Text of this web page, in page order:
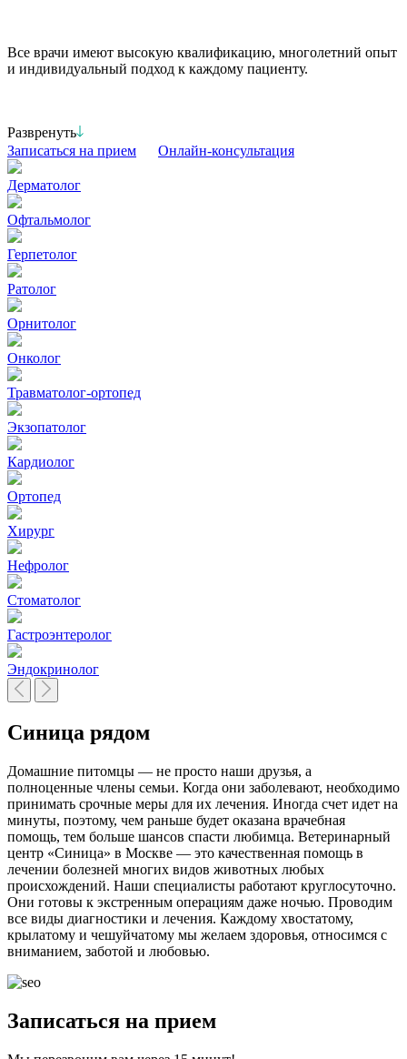
Все врачи имеют высокую квалификацию, многолетний опыт
и индивидуальный подход к каждому пациенту.
Развренуть
Записаться на прием
Онлайн-консультация
Дерматолог
Офтальмолог
Герпетолог
Ратолог
Орнитолог
Онколог
Травматолог-ортопед
Экзопатолог
Кардиолог
Ортопед
Хирург
Нефролог
Стоматолог
Гастроэнтеролог
Эндокринолог
Синица рядом
Домашние питомцы — не просто наши друзья, а
полноценные члены семьи. Когда они заболевают, необходимо
принимать срочные меры для их лечения. Иногда счет идет на
минуты, поэтому, чем раньше будет оказана врачебная
помощь, тем больше шансов спасти любимца. Ветеринарный
центр «Синица» в Москве — это качественная помощь в
лечении болезней многих видов животных любых
происхождений. Наши специалисты работают круглосуточно.
Они готовы к экстренным операциям даже ночью. Проводим
все виды диагностики и лечения. Каждому хвостатому,
крылатому и чешуйчатому мы желаем здоровья, относимся с
вниманием, заботой и любовью.
Записаться на прием